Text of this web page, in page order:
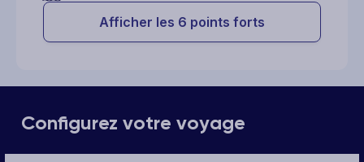
Afficher les 6 points forts
Configurez votre voyage